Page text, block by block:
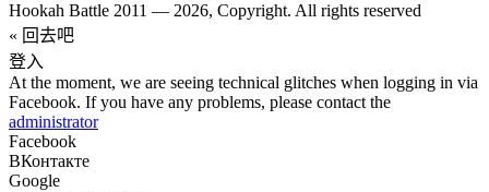
Hookah Battle 2011 — 2026, Copyright. All rights reserved
« 回去吧
登入
At the moment, we are seeing technical glitches when logging in via
Facebook. If you have any problems, please contact the
administrator
Facebook
ВКонтакте
Google